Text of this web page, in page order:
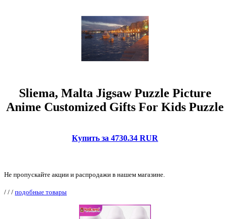
Sliema, Malta Jigsaw Puzzle Picture
Anime Customized Gifts For Kids Puzzle
Купить за 4730.34 RUR
Не пропускайте акции и распродажи в нашем магазине.
/ / / подобные товары